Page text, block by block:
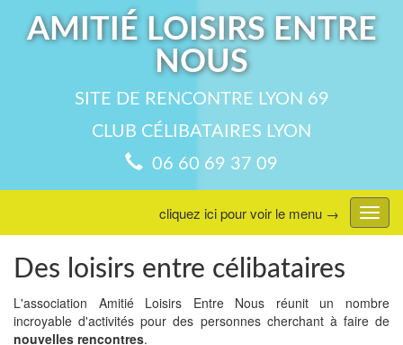
AMITIÉ LOISIRS ENTRE
NOUS
SITE DE RENCONTRE LYON 69
CLUB CÉLIBATAIRES LYON
06 60 69 37 09
menu
cliquez ici pour voir le menu →
Des loisirs entre célibataires
L'association Amitié Loisirs Entre Nous réunit un nombre
incroyable d'activités pour des personnes cherchant à faire de
nouvelles rencontres.